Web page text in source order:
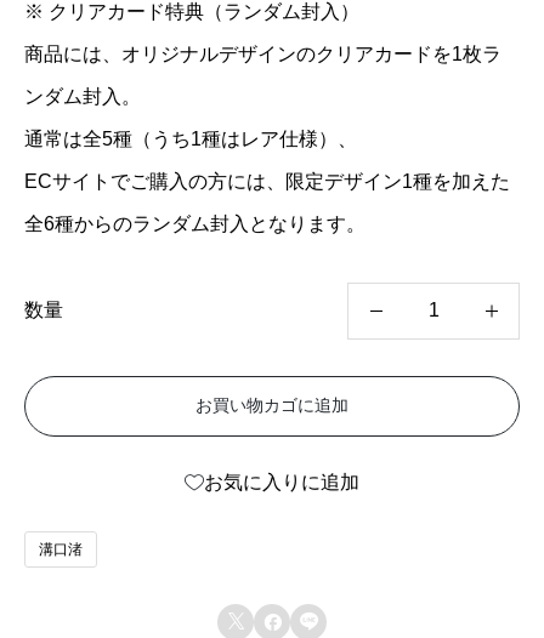
※ クリアカード特典（ランダム封入）
商品には、オリジナルデザインのクリアカードを1枚ラ
ンダム封入。
通常は全5種（うち1種はレア仕様）、
ECサイトでご購入の方には、限定デザイン1種を加えた
全6種からのランダム封入となります。
数量
お買い物カゴに追加
お気に入りに追加
溝口渚
  